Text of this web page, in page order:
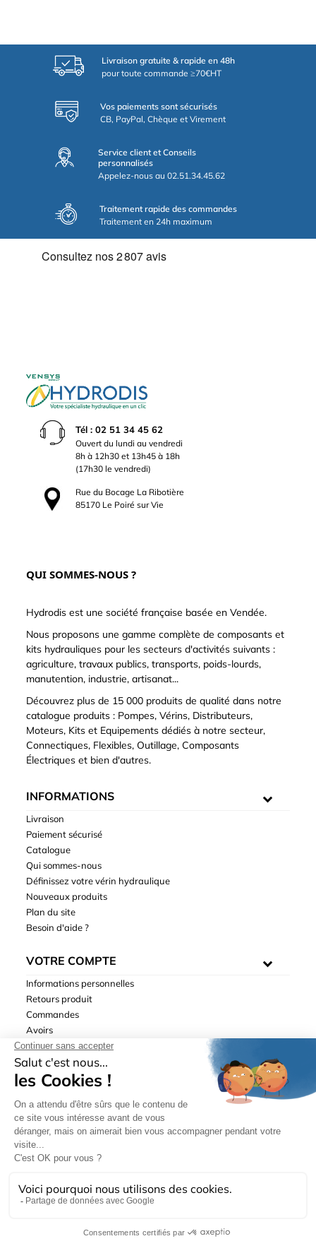
Livraison gratuite & rapide en 48h
pour toute commande ≥70€HT
Vos paiements sont sécurisés
CB, PayPal, Chèque et Virement
Service client et Conseils
personnalisés
Appelez-nous au 02.51.34.45.62
Traitement rapide des commandes
Traitement en 24h maximum
Tél : 02 51 34 45 62
Ouvert du lundi au vendredi
8h à 12h30 et 13h45 à 18h
(17h30 le vendredi)
Rue du Bocage La Ribotière
85170 Le Poiré sur Vie
QUI SOMMES-NOUS ?
Hydrodis est une société française basée en Vendée.
Nous proposons une gamme complète de composants et
kits hydrauliques pour les secteurs d'activités suivants :
agriculture, travaux publics, transports, poids-lourds,
manutention, industrie, artisanat...
Découvrez plus de 15 000 produits de qualité dans notre
catalogue produits : Pompes, Vérins, Distributeurs,
Moteurs, Kits et Equipements dédiés à notre secteur,
Connectiques, Flexibles, Outillage, Composants
Électriques et bien d'autres.
INFORMATIONS
Livraison
Paiement sécurisé
Catalogue
Qui sommes-nous
Définissez votre vérin hydraulique
Nouveaux produits
Plan du site
Besoin d'aide ?
VOTRE COMPTE
Informations personnelles
Retours produit
Commandes
Avoirs
Adresses
Bons de réduction
de ventes| © Hydrodis 2003-2026. Tous droits réservés